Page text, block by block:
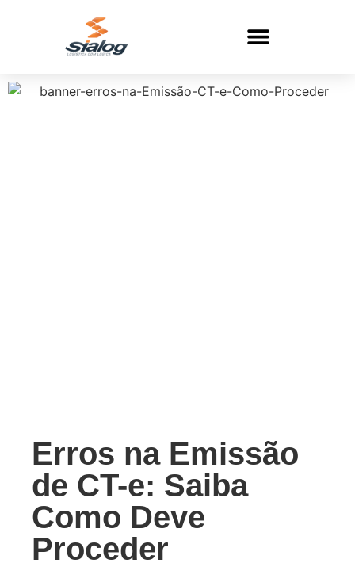
Erros na Emissão
de CT-e: Saiba
Como Deve
Proceder